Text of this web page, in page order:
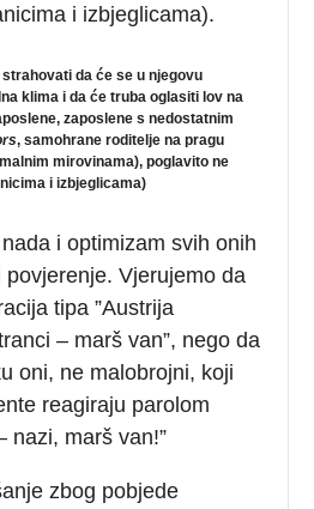
i izbjeglicama).
da će se u njegovu
klima i da će truba oglasiti lov na
zaposlene s nedostatnim
, samohrane roditelje na pragu
mirovinama), poglavito ne
i izbjeglicama)
i optimizam svih onih
Vjerujemo da
tipa ”Austrija
– marš van”, nego da
oni, ne malobrojni, koji
reagiraju parolom
nazi, marš van!”
zbog pobjede